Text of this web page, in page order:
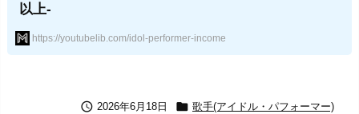
以上-
https://youtubelib.com/idol-performer-income
 2026年6月18日  歌手(アイドル・パフォーマー)